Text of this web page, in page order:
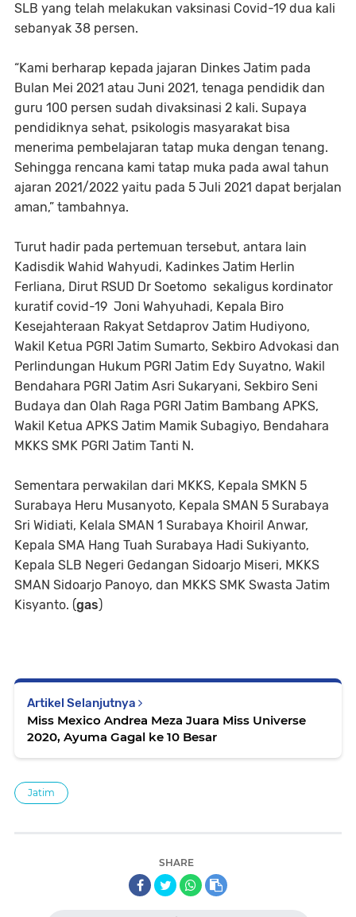
SLB yang telah melakukan vaksinasi Covid-19 dua kali
sebanyak 38 persen.
“Kami berharap kepada jajaran Dinkes Jatim pada
Bulan Mei 2021 atau Juni 2021, tenaga pendidik dan
guru 100 persen sudah divaksinasi 2 kali. Supaya
pendidiknya sehat, psikologis masyarakat bisa
menerima pembelajaran tatap muka dengan tenang.
Sehingga rencana kami tatap muka pada awal tahun
ajaran 2021/2022 yaitu pada 5 Juli 2021 dapat berjalan
aman,” tambahnya.
Turut hadir pada pertemuan tersebut, antara lain
Kadisdik Wahid Wahyudi, Kadinkes Jatim Herlin
Ferliana, Dirut RSUD Dr Soetomo sekaligus kordinator
kuratif covid-19 Joni Wahyuhadi, Kepala Biro
Kesejahteraan Rakyat Setdaprov Jatim Hudiyono,
Wakil Ketua PGRI Jatim Sumarto, Sekbiro Advokasi dan
Perlindungan Hukum PGRI Jatim Edy Suyatno, Wakil
Bendahara PGRI Jatim Asri Sukaryani, Sekbiro Seni
Budaya dan Olah Raga PGRI Jatim Bambang APKS,
Wakil Ketua APKS Jatim Mamik Subagiyo, Bendahara
MKKS SMK PGRI Jatim Tanti N.
Sementara perwakilan dari MKKS, Kepala SMKN 5
Surabaya Heru Musanyoto, Kepala SMAN 5 Surabaya
Sri Widiati, Kelala SMAN 1 Surabaya Khoiril Anwar,
Kepala SMA Hang Tuah Surabaya Hadi Sukiyanto,
Kepala SLB Negeri Gedangan Sidoarjo Miseri, MKKS
SMAN Sidoarjo Panoyo, dan MKKS SMK Swasta Jatim
Kisyanto. (gas)
Artikel Selanjutnya
Miss Mexico Andrea Meza Juara Miss Universe
2020, Ayuma Gagal ke 10 Besar
Jatim
SHARE